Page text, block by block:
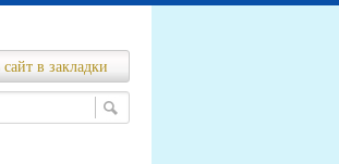
в закладки